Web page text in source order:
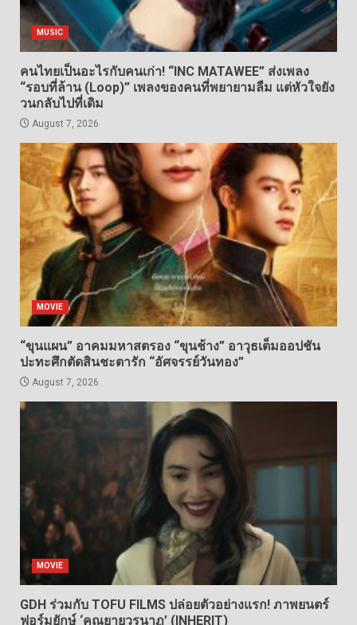
MUSIC
คนไทยเป็นอะไรกับคนเก่า! “INC MATAWEE” ส่งเพลง
“รอบที่ล้าน (Loop)” เพลงของคนที่พยายามลืม แต่หัวใจยัง
วนกลับไปที่เดิม
August 7, 2026
MOVIE
“ขุนแผน” อาคมมหาสตรอง “ขุนช้าง” อาวุธเต็มออปชัน
ปะทะศึกตัดสินชะตารัก “อัศจรรย์วันทอง”
August 7, 2026
MOVIE
GDH ร่วมกับ TOFU FILMS ปล่อยตัวอย่างแรก! ภาพยนตร์
ฟอร์มยักษ์ ‘คุณยายวรนาฏ’ (INHERIT)